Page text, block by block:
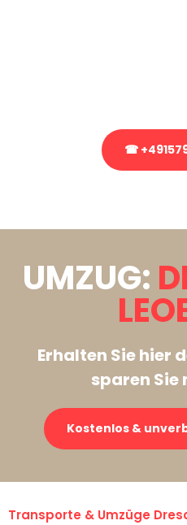
☎
UMZUG:
Erhalten Sie hier
sparen Sie
Kostenlos &
Transporte & Umzüge